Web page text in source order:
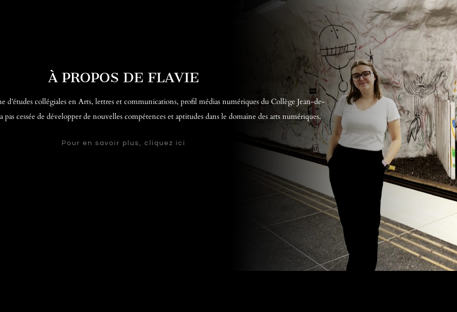
À PROPOS DE FLAVIE
d’études collégiales en Arts, lettres et communications, profil médias numériques du Collège Jean-de-
pas cessée de développer de nouvelles compétences et aptitudes dans le domaine des arts numériques.
Pour en savoir plus, cliquez ici